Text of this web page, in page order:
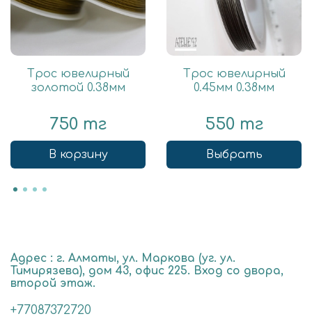
Трос ювелирный
золотой 0.38мм
750 тг
В корзину
Трос ювелирный
0.45мм 0.38мм
550 тг
Выбрать
Адрес : г. Алматы, ул. Маркова (уг. ул.
Тимирязева), дом 43, офис 225. Вход со двора,
второй этаж.
+77087372720